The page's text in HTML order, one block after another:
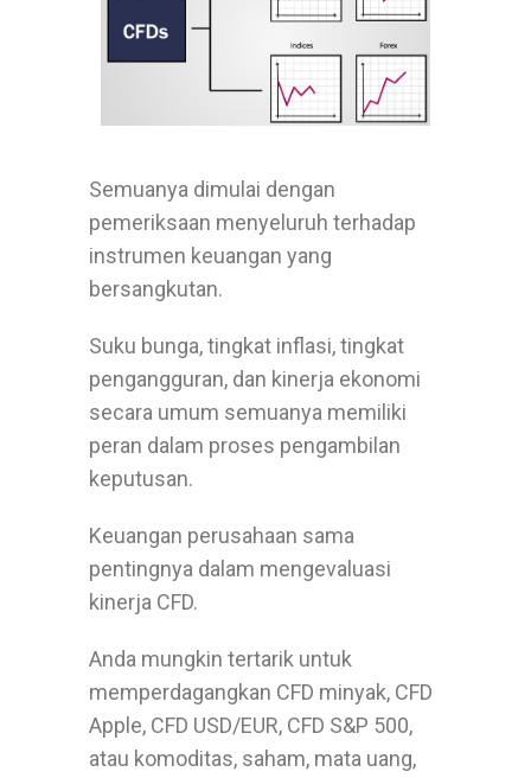
Semuanya dimulai dengan
pemeriksaan menyeluruh terhadap
instrumen keuangan yang
bersangkutan.
Suku bunga, tingkat inflasi, tingkat
pengangguran, dan kinerja ekonomi
secara umum semuanya memiliki
peran dalam proses pengambilan
keputusan.
Keuangan perusahaan sama
pentingnya dalam mengevaluasi
kinerja CFD.
Anda mungkin tertarik untuk
memperdagangkan CFD minyak, CFD
Apple, CFD USD/EUR, CFD S&P 500,
atau komoditas, saham, mata uang,